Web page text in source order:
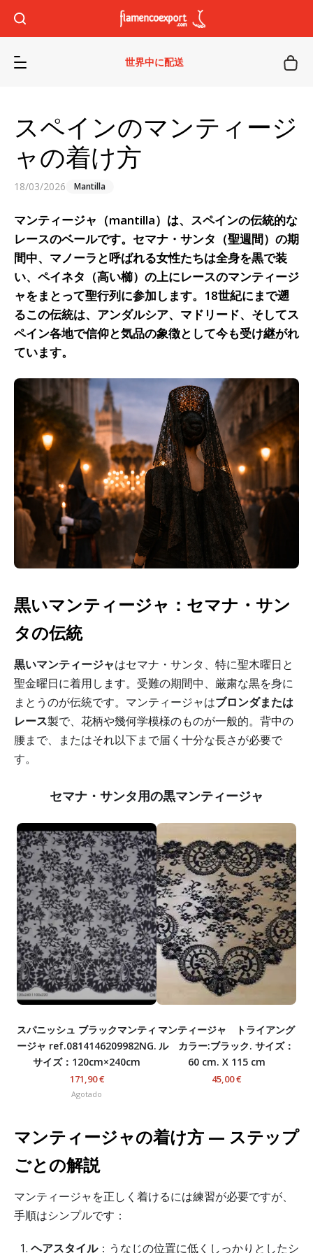
世界中に配送
スペインのマンティージ
ャの着け方
18/03/2026 Mantilla
マンティージャ （mantilla）は、スペインの伝統的な
レースのベールです。 セマナ・サンタ （聖週間）の期
間中、 マノーラ と呼ばれる女性たちは全身を黒で装
い、ペイネタ（高い櫛）の上にレースのマンティージ
ャをまとって聖行列に参加します。18世紀にまで遡
るこの伝統は、アンダルシア、マドリード、そしてス
ペイン各地で信仰と気品の象徴として今も受け継がれ
ています。
黒いマンティージャ：セマナ・サン
タの伝統
黒いマンティージャはセマナ・サンタ、特に聖木曜日と
聖金曜日に着用します。受難の期間中、厳粛な黒を身に
まとうのが伝統です。マンティージャはブロンダまたは
レース製で、花柄や幾何学模様のものが一般的。背中の
腰まで、またはそれ以下まで届く十分な長さが必要で
す。
セマナ・サンタ用の黒マンティージャ
スパニッシュ ブラックマンティ
ージャ ref.0814146209982NG.
サイズ：120cm×240cm
171,90 €
Agotado
マンティージャ トライアング
ル カラー:ブラック. サイズ：
60 cm. X 115 cm
45,00 €
マンティージャの着け方 — ステップ
ごとの解説
マンティージャを正しく着けるには練習が必要ですが、
手順はシンプルです：
ヘアスタイル：うなじの位置に低くしっかりとしたシ